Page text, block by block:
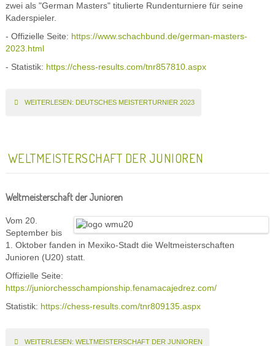
zwei als "German Masters" titulierte Rundenturniere für seine
Kaderspieler.
- Offizielle Seite: https://www.schachbund.de/german-masters-
2023.html
- Statistik: https://chess-results.com/tnr857810.aspx
WEITERLESEN: DEUTSCHES MEISTERTURNIER 2023
WELTMEISTERSCHAFT DER JUNIOREN
Weltmeisterschaft der Junioren
Vom 20.
September bis
1. Oktober fanden in Mexiko-Stadt die Weltmeisterschaften
Junioren (U20) statt.
Offizielle Seite:
https://juniorchesschampionship.fenamacajedrez.com/
Statistik: https://chess-results.com/tnr809135.aspx
WEITERLESEN: WELTMEISTERSCHAFT DER JUNIOREN